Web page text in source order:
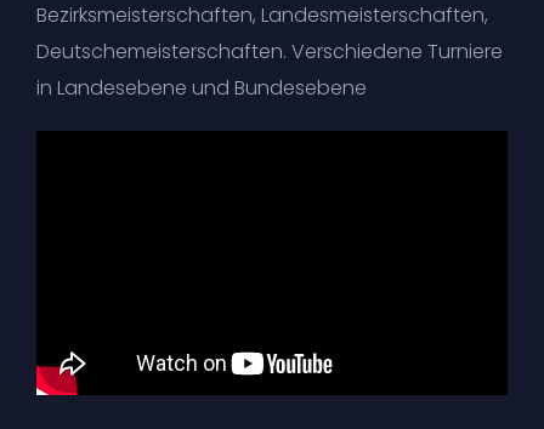
Bezirksmeisterschaften, Landesmeisterschaften,
Deutschemeisterschaften. Verschiedene Turniere
in Landesebene und Bundesebene